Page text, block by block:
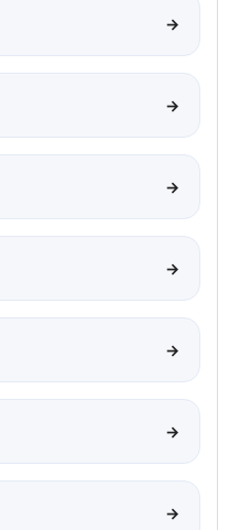
→
→
→
→
→
→
→